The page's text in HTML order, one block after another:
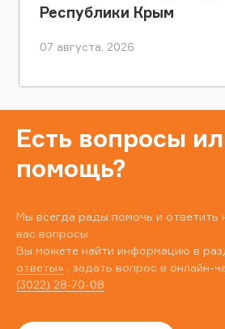
Республики Крым
07 августа, 2026
Есть вопросы
помощь?
Мы всегда рады помочь и ответить
вас вопросы.
Вы можете найти информацию в
ответы» , задать вопрос в онлайн-
(3022) 28-70-08